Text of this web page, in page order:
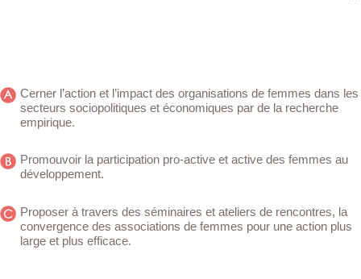
Cerner l’action et l’impact des organisations de femmes dans les
secteurs sociopolitiques et économiques par de la recherche
empirique.
Promouvoir la participation pro-active et active des femmes au
développement.
Proposer à travers des séminaires et ateliers de rencontres, la
convergence des associations de femmes pour une action plus
large et plus efficace.